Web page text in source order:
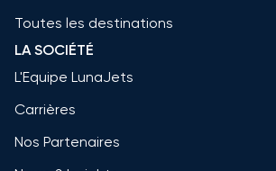
Toutes les destinations
LA SOCIÉTÉ
L'Equipe LunaJets
Carrières
Nos Partenaires